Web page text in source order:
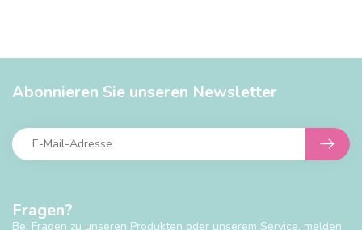
Fragen?
Bei Fragen zu unseren Produkten oder unserem Service, melden
Abonnieren Sie unseren Newsletter